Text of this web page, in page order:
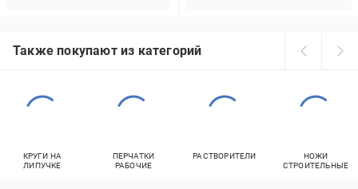
Также покупают из категорий
КРУГИ НА
ЛИПУЧКЕ
ПЕРЧАТКИ
РАБОЧИЕ
РАСТВОРИТЕЛИ
НОЖИ
СТРОИТЕЛЬНЫЕ